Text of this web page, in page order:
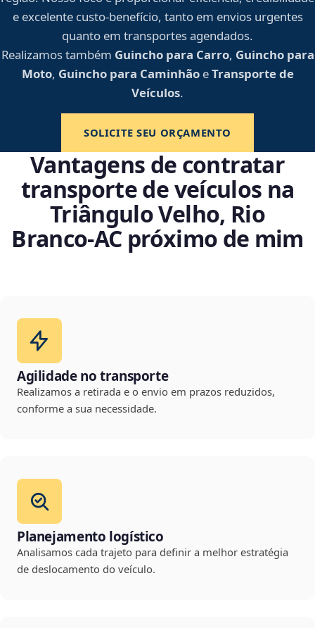
e excelente custo-benefício, tanto em envios urgentes
quanto em transportes agendados.
Realizamos também Guincho para Carro, Guincho para
Moto, Guincho para CaminhãoeTransporte de
Veículos.
SOLICITE SEU ORÇAMENTO
Vantagens de contratar
transporte de veículos na
Triângulo Velho, Rio
Branco‑AC próximo de mim
Agilidade no transporte
Realizamos a retirada e o envio em prazos reduzidos,
conforme a sua necessidade.
Planejamento logístico
Analisamos cada trajeto para definir a melhor estratégia
de deslocamento do veículo.